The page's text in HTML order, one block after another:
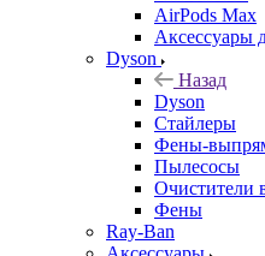
AirPods Max
Аксессуары
Dyson
Назад
Dyson
Стайлеры
Фены-
Пылесосы
Очистители
Фены
Ray-Ban